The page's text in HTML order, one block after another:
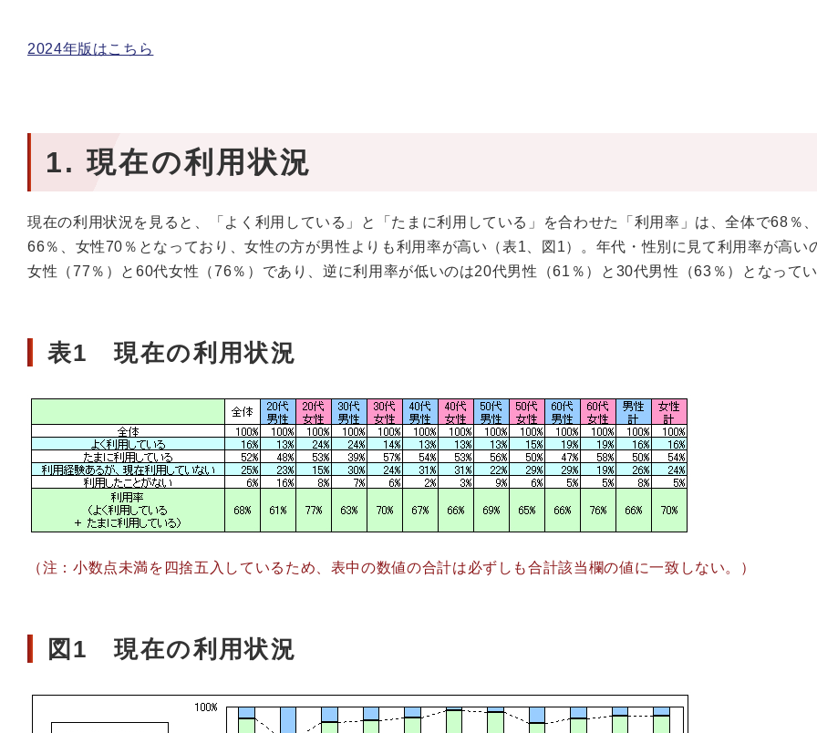
2024年版はこちら
1. 現在の利用状況
現在の利用状況を見ると、「よく利用している」と「たまに利用している」を合わせた「利用率」は、全体で68％
66％、女性70％となっており、女性の方が男性よりも利用率が高い（表1、図1）。年代・性別に見て利用率が高い
女性（77％）と60代女性（76％）であり、逆に利用率が低いのは20代男性（61％）と30代男性（63％）となって
表1 現在の利用状況
（注：小数点未満を四捨五入しているため、表中の数値の合計は必ずしも合計該当欄の値に一致しない。）
図1 現在の利用状況